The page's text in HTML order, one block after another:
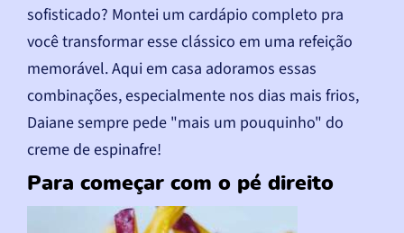
sofisticado? Montei um cardápio completo pra
você transformar esse clássico em uma refeição
memorável. Aqui em casa adoramos essas
combinações, especialmente nos dias mais frios,
Daiane sempre pede "mais um pouquinho" do
creme de espinafre!
Para começar com o pé direito